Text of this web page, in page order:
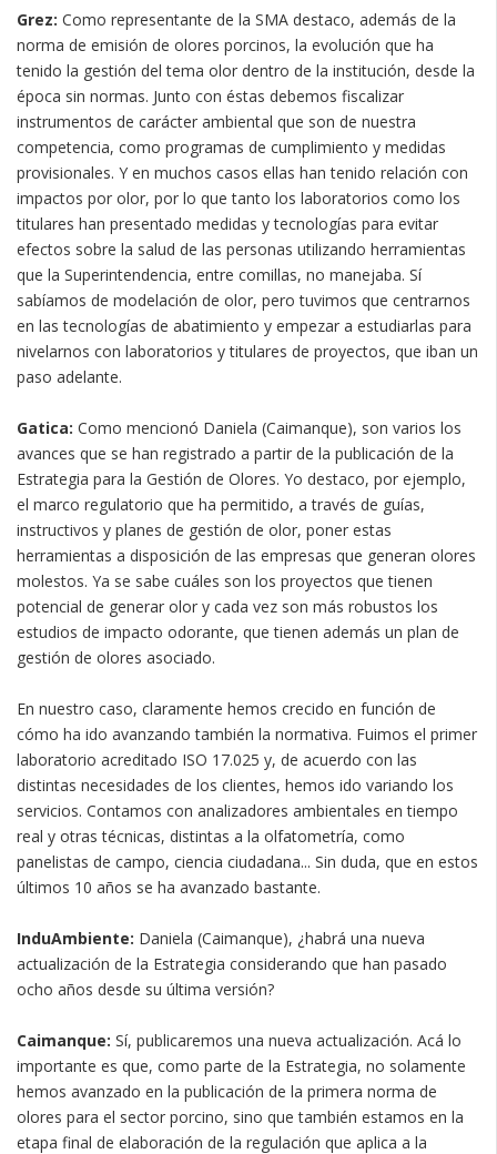
Grez: Como representante de la SMA destaco, además de la
norma de emisión de olores porcinos, la evolución que ha
tenido la gestión del tema olor dentro de la institución, desde la
época sin normas. Junto con éstas debemos fiscalizar
instrumentos de carácter ambiental que son de nuestra
competencia, como programas de cumplimiento y medidas
provisionales. Y en muchos casos ellas han tenido relación con
impactos por olor, por lo que tanto los laboratorios como los
titulares han presentado medidas y tecnologías para evitar
efectos sobre la salud de las personas utilizando herramientas
que la Superintendencia, entre comillas, no manejaba. Sí
sabíamos de modelación de olor, pero tuvimos que centrarnos
en las tecnologías de abatimiento y empezar a estudiarlas para
nivelarnos con laboratorios y titulares de proyectos, que iban un
paso adelante.
Gatica: Como mencionó Daniela (Caimanque), son varios los
avances que se han registrado a partir de la publicación de la
Estrategia para la Gestión de Olores. Yo destaco, por ejemplo,
el marco regulatorio que ha permitido, a través de guías,
instructivos y planes de gestión de olor, poner estas
herramientas a disposición de las empresas que generan olores
molestos. Ya se sabe cuáles son los proyectos que tienen
potencial de generar olor y cada vez son más robustos los
estudios de impacto odorante, que tienen además un plan de
gestión de olores asociado.
En nuestro caso, claramente hemos crecido en función de
cómo ha ido avanzando también la normativa. Fuimos el primer
laboratorio acreditado ISO 17.025 y, de acuerdo con las
distintas necesidades de los clientes, hemos ido variando los
servicios. Contamos con analizadores ambientales en tiempo
real y otras técnicas, distintas a la olfatometría, como
panelistas de campo, ciencia ciudadana... Sin duda, que en estos
últimos 10 años se ha avanzado bastante.
InduAmbiente: Daniela (Caimanque), ¿habrá una nueva
actualización de la Estrategia considerando que han pasado
ocho años desde su última versión?
Caimanque: Sí, publicaremos una nueva actualización. Acá lo
importante es que, como parte de la Estrategia, no solamente
hemos avanzado en la publicación de la primera norma de
olores para el sector porcino, sino que también estamos en la
etapa final de elaboración de la regulación que aplica a la